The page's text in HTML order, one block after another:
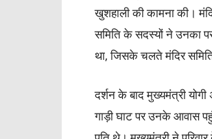
खुशहाली की कामना की।
समिति के सदस्यों ने उनका
था, जिसके चलते मंदिर
दर्शन के बाद मुख्यमंत्री
गाड़ी घाट पर उनके आवास